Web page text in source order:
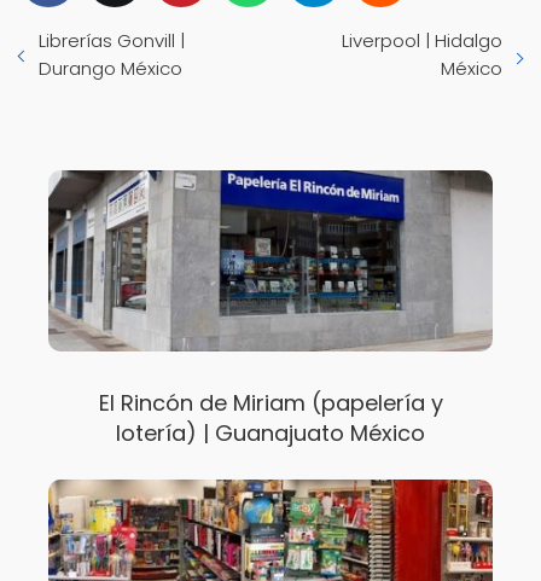
Librerías Gonvill |
Durango México
Liverpool | Hidalgo
México
El Rincón de Miriam (papelería y
lotería) | Guanajuato México